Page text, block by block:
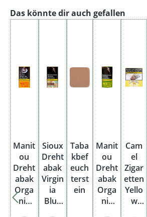
Produktgalerie überspringen
Das könnte dir auch gefallen
Manit
ou
Dreht
abak
Orga
nic
Sioux
Dreht
abak
Virgin
ia
Blue
Taba
kbef
euch
terst
ein
Manit
ou
Dreht
abak
Orga
nic
Cam
el
Zigar
etten
Yello
w